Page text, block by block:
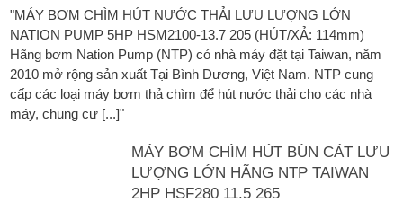
"MÁY BƠM CHÌM HÚT NƯỚC THẢI LƯU LƯỢNG LỚN
NATION PUMP 5HP HSM2100-13.7 205 (HÚT/XẢ: 114mm)
Hãng bơm Nation Pump (NTP) có nhà máy đặt tại Taiwan, năm
2010 mở rộng sản xuất Tại Bình Dương, Việt Nam. NTP cung
cấp các loại máy bơm thả chìm để hút nước thải cho các nhà
máy, chung cư [...]"
MÁY BƠM CHÌM HÚT BÙN CÁT LƯU
LƯỢNG LỚN HÃNG NTP TAIWAN
2HP HSF280 11.5 265